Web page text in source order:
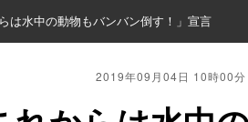
は水中の動物もバンバン倒す！」宣言
2019年09月04日 10時00分